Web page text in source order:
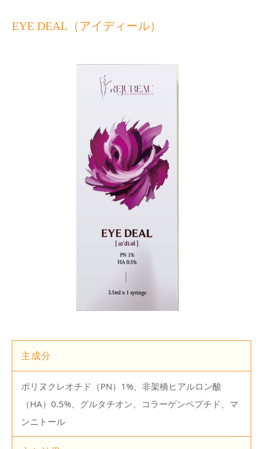
EYE DEAL（アイディール）
主成分
ポリヌクレオチド（PN）1%、非架橋ヒアルロン酸
（HA）0.5%、グルタチオン、コラーゲンペプチド、マ
ンニトール